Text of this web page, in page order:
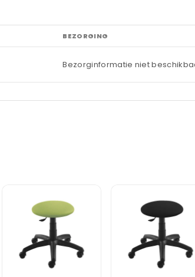
BEZORGING
Bezorginformatie niet